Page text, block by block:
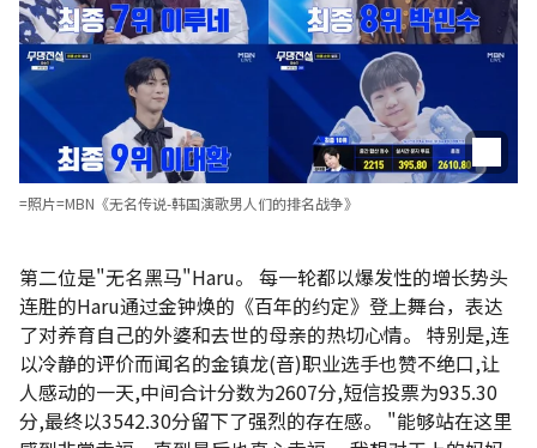
=照片=MBN《无名传说-韩国演歌男人们的排名战争》
第二位是"无名黑马"Haru。 每一轮都以爆发性的增长势头
连胜的Haru通过金钟焕的《百年的约定》登上舞台，表达
了对养育自己的外婆和去世的母亲的热切心情。 特别是,连
以冷静的评价而闻名的金镇龙(音)职业选手也赞不绝口,让
人感动的一天,中间合计分数为2607分,短信投票为935.30
分,最终以3542.30分留下了强烈的存在感。 "能够站在这里